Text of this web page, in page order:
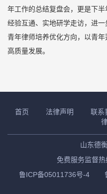
年工作的总结复盘会，更是下
经验互通、实地研学走访，进
青年律师培养优化方向，以青
高质量发展。
首页 法律声明 联系
山东德
免费服务监督
鲁ICP备05011736号-4